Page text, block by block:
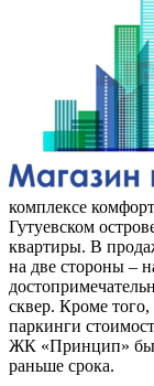
комплексе
Гутуевском
квартиры. В
на две стороны –
сквер. Кроме
паркинги
ЖК «Принцип» был
раньше срока.